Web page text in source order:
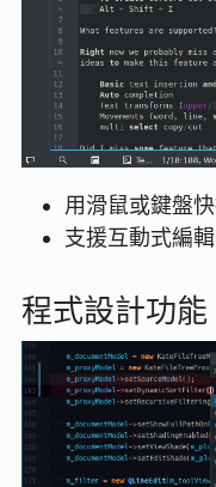
用滑鼠或鍵盤
支援互動式編
程式設計功能